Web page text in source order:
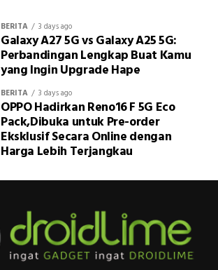
BERITA 3 days ago
Galaxy A27 5G vs Galaxy A25 5G:
Perbandingan Lengkap Buat Kamu
yang Ingin Upgrade Hape
BERITA 3 days ago
OPPO Hadirkan Reno16 F 5G Eco
Pack,Dibuka untuk Pre-order
Eksklusif Secara Online dengan
Harga Lebih Terjangkau